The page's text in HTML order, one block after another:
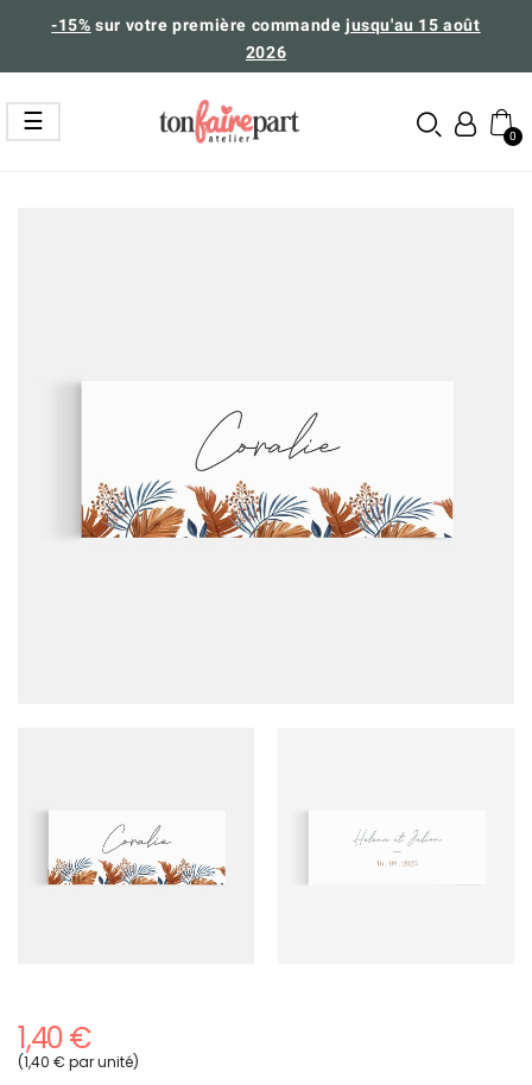
-15% sur votre première commandejusqu'au 15 août
2026
Basculer
la
navigation
☰
1,40 €
(1,40 € par unité)